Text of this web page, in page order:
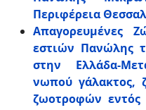
Περιφέρεια
Απαγορευμένες
εστιών Πανώλης
στην Ελλάδα-
νωπού γάλακτος,
ζωοτροφών εντός